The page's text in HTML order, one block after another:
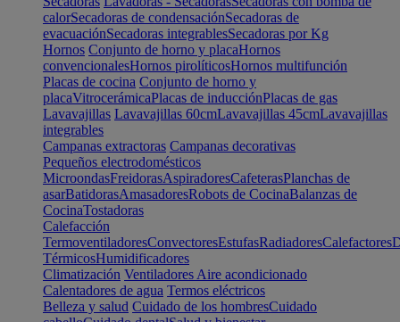
calorSecadoras de condensaciónSecadoras de
evacuaciónSecadoras integrablesSecadoras por Kg
Hornos Conjunto de horno y placaHornos
convencionalesHornos pirolíticosHornos multifunción
Placas de cocina Conjunto de horno y
placaVitrocerámicaPlacas de inducciónPlacas de gas
Lavavajillas Lavavajillas 60cmLavavajillas 45cmLavavajillas
integrables
Campanas extractoras Campanas decorativas
Pequeños electrodomésticos
MicroondasFreidorasAspiradoresCafeterasPlanchas de
asarBatidorasAmasadoresRobots de CocinaBalanzas de
CocinaTostadoras
Calefacción
TermoventiladoresConvectoresEstufasRadiadoresCalefactores
TérmicosHumidificadores
Climatización Ventiladores Aire acondicionado
Calentadores de agua Termos eléctricos
Belleza y salud Cuidado de los hombresCuidado